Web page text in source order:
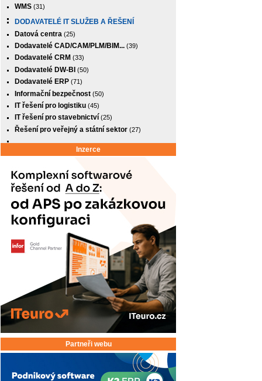
WMS (31)
DODAVATELÉ IT SLUŽEB A ŘEŠENÍ
Datová centra (25)
Dodavatelé CAD/CAM/PLM/BIM... (39)
Dodavatelé CRM (33)
Dodavatelé DW-BI (50)
Dodavatelé ERP (71)
Informační bezpečnost (50)
IT řešení pro logistiku (45)
IT řešení pro stavebnictví (25)
Řešení pro veřejný a státní sektor (27)
Inzerce
Partneři webu